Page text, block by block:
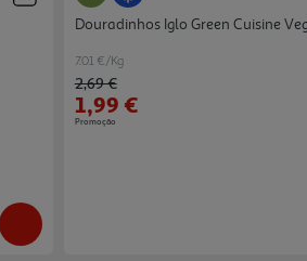
Douradinhos Iglo Green Cuisine
7.01 €/Kg
Price reduced from
2,69 €to
1,99 €
Promoção